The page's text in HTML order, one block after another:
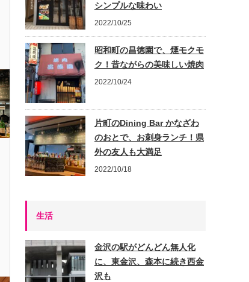
シンプルな味わい
2022/10/25
昭和町の昌徳園で、煙モクモ
ク！昔ながらの美味しい焼肉
2022/10/24
片町のDining Bar かなざわ
のおとで、お刺身ランチ！県
外の友人も大満足
2022/10/18
生活
金沢の駅がどんどん無人化
に、東金沢、森本に続き西金
沢も